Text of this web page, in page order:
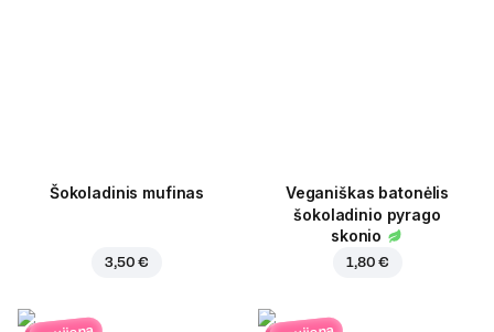
Šokoladinis mufinas
3,50 €
Veganiškas batonėlis
šokoladinio pyrago
skonio
1,80 €